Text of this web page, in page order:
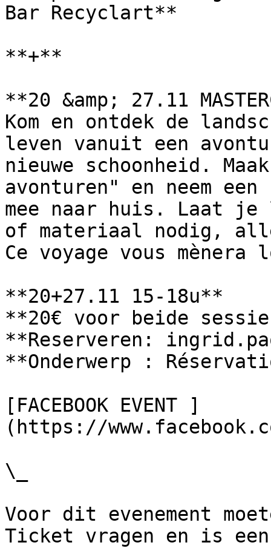
Bar Recyclart**
**+**
**20 &amp; 27.11
Kom en ontdek de
leven vanuit een
nieuwe schoonheid.
avonturen" en neem
mee naar huis. Laat je
of materiaal nodig,
Ce voyage vous
**20+27.11 15-18u**
**20€ voor beide
**Reserveren:
**Onderwerp :
[FACEBOOK EVENT ]
(https://
\_
Voor dit evenement
Ticket vragen en is